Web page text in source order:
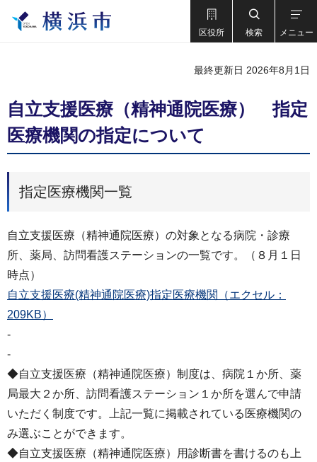
区役所 検索 メニュー
最終更新日 2026年8月1日
自立支援医療（精神通院医療） 指定
医療機関の指定について
指定医療機関一覧
自立支援医療（精神通院医療）の対象となる病院・診療
所、薬局、訪問看護ステーションの一覧です。（８月１日
時点）
自立支援医療(精神通院医療)指定医療機関（エクセル：
209KB）
-
-
◆自立支援医療（精神通院医療）制度は、病院１か所、薬
局最大２か所、訪問看護ステーション１か所を選んで申請
いただく制度です。上記一覧に掲載されている医療機関の
み選ぶことができます。
◆自立支援医療（精神通院医療）用診断書を書けるのも上